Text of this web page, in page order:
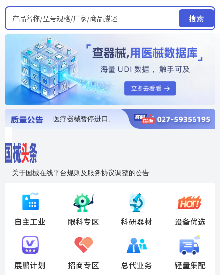
产品名称/型号规格/厂家/商品描述 搜索
关于国械在线平台规则及服务协议调整的公告
国药创研AED开启全国招商
自主工业 眼科专区 科研器材 设备优选
展鹏计划 招商专区 总代业务 轻量集配